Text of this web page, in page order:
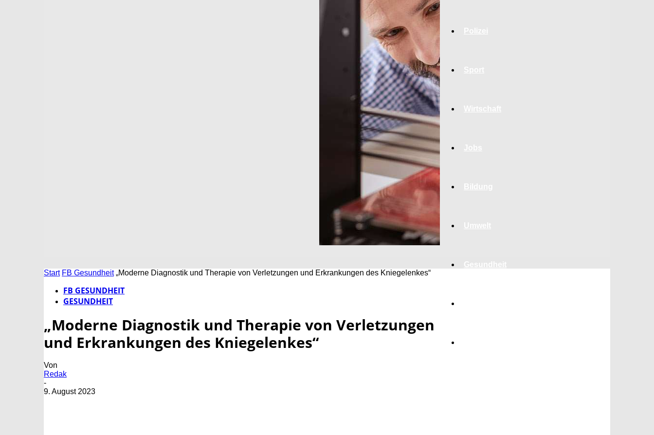
Gesundheit
Start FB Gesundheit „Moderne Diagnostik und Therapie von Verletzungen und Erkrankungen des Kniegelenkes“
FB GESUNDHEIT
GESUNDHEIT
„Moderne Diagnostik und Therapie von Verletzungen
und Erkrankungen des Kniegelenkes“
Von
Redak
-
9. August 2023